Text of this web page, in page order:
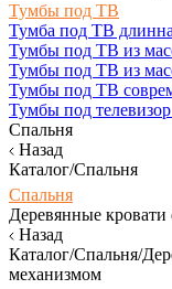
Тумбы под ТВ
Тумба под ТВ
Тумбы под ТВ из
Тумбы под ТВ из
Тумбы под ТВ
Тумбы под
Спальня
Назад
Каталог/Спальня
Спальня
Деревянные
Назад
Каталог/Спальня/
механизмом